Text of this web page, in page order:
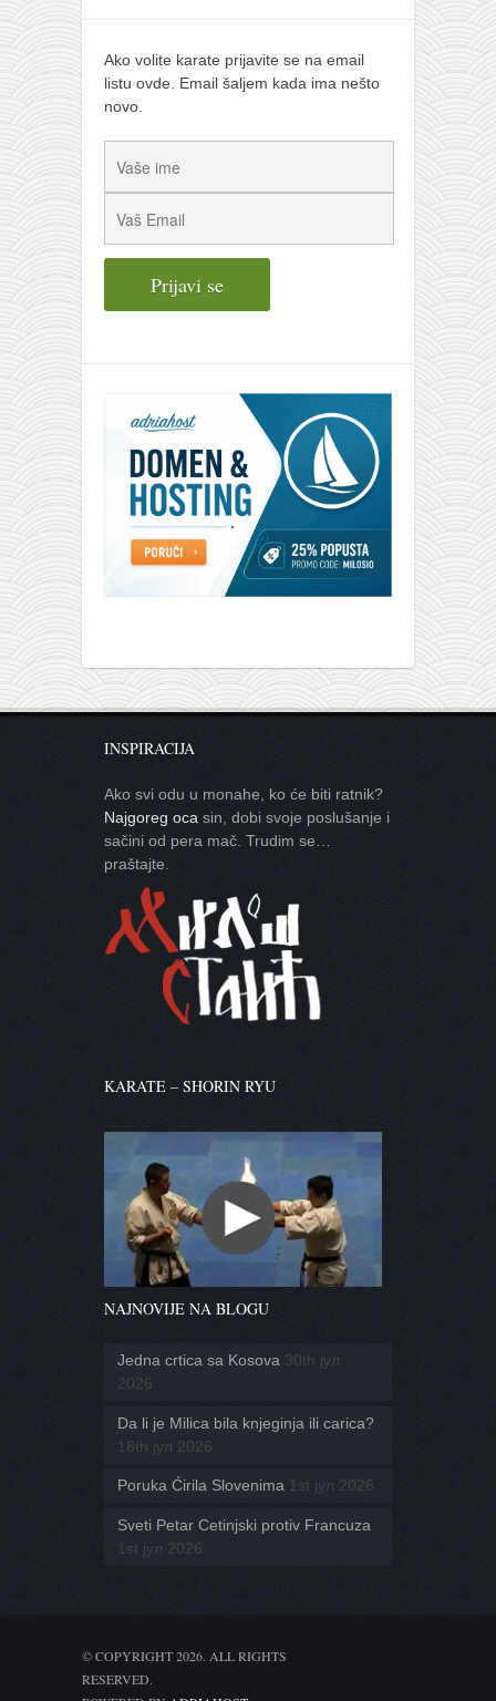
Ako volite karate prijavite se na email
listu ovde. Email šaljem kada ima nešto
novo.
INSPIRACIJA
Ako svi odu u monahe, ko će biti ratnik?
Najgoreg oca sin, dobi svoje poslušanje i
sačini od pera mač. Trudim se…
praštajte.
KARATE – SHORIN RYU
NAJNOVIJE NA BLOGU
Jedna crtica sa Kosova 30th јул
2026
Da li je Milica bila knjeginja ili carica?
18th јул 2026
Poruka Ćirila Slovenima 1st јул 2026
Sveti Petar Cetinjski protiv Francuza
1st јул 2026
© COPYRIGHT 2026. ALL RIGHTS
RESERVED.